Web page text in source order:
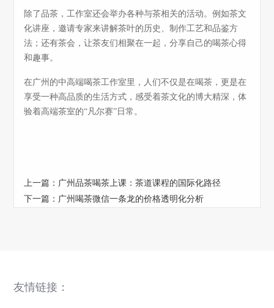
除了品茶，工作室还会举办各种与茶相关的活动。例如茶文
化讲座，邀请专家来讲解茶叶的历史、制作工艺和品鉴方
法；还有茶会，让茶友们相聚在一起，分享自己的喝茶心得
和趣事。
在广州的中高端喝茶工作室里，人们不仅是在喝茶，更是在
享受一种高品质的生活方式，感受着茶文化的博大精深，体
验着高端茶室的“凡尔赛”日常。
上一篇： 广州品茶喝茶上课：茶道课程的国际化路径
下一篇： 广州喝茶微信一条龙的价格透明化分析
友情链接：